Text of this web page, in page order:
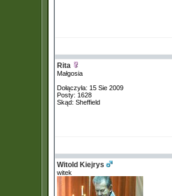
Rita
Małgosia
Dołączyła: 15 Sie 2009
Posty: 1628
Skąd: Sheffield
Witold Kiejrys
witek